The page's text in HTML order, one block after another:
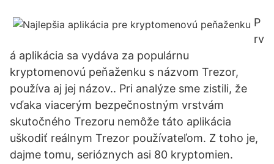
P
rv
á aplikácia sa vydáva za populárnu
kryptomenovú peňaženku s názvom Trezor,
používa aj jej názov.. Pri analýze sme zistili, že
vďaka viacerým bezpečnostným vrstvám
skutočného Trezoru nemôže táto aplikácia
uškodiť reálnym Trezor používateľom. Z toho je,
dajme tomu, serióznych asi 80 kryptomien.